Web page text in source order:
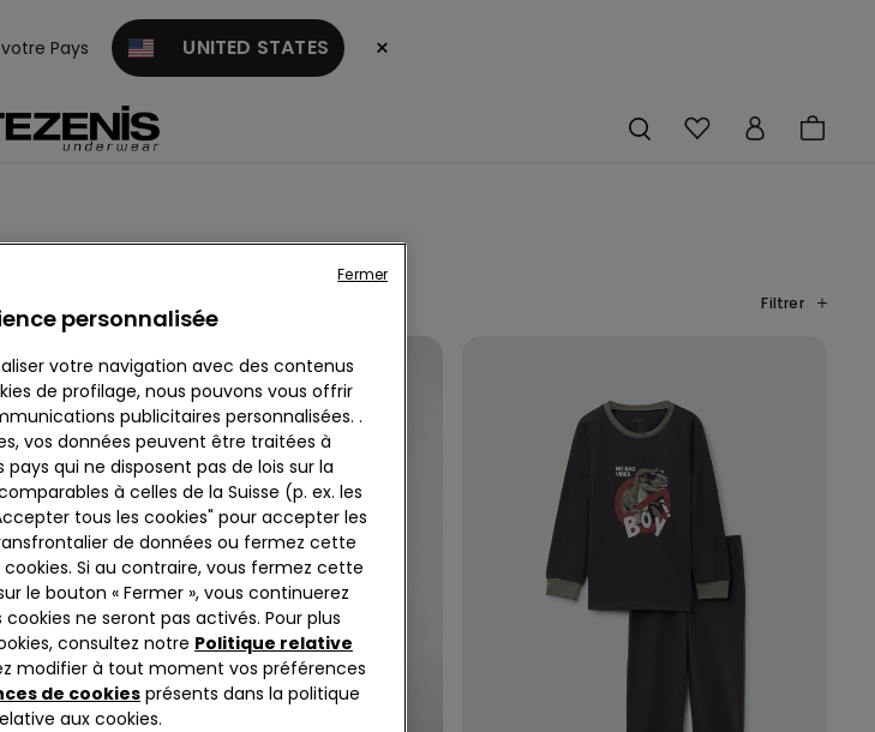
Pays UNITED STATES ×
Filtrer
personnalisée
votre navigation avec des contenus
de profilage, nous pouvons vous offrir
publicitaires personnalisées. .
vos données peuvent être traitées à
qui ne disposent pas de lois sur la
à celles de la Suisse (p. ex. les
tous les cookies" pour accepter les
de données ou fermez cette
Si au contraire, vous fermez cette
le bouton « Fermer », vous continuerez
ne seront pas activés. Pour plus
consultez notre Politique relative
modifier à tout moment vos préférences
de cookies présents dans la politique
aux cookies.
Fermer